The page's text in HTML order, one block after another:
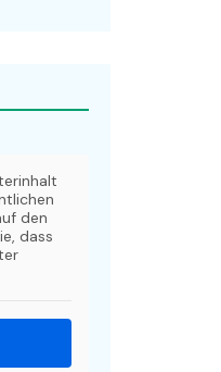
den
dass